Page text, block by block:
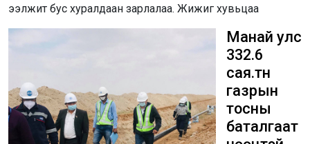
ээлжит бус хуралдаан зарлалаа. Жижиг хувьцаа
Манай улс
332.6
сая.тн
газрын
тосны
баталгаат